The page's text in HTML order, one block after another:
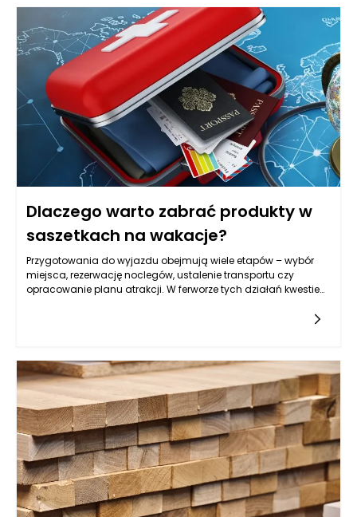
warto sprawdzić, gdzie faktycznie możesz stanąć, jak szeroko
otwiera się kabina, czy przy umywalce jest miejsce na
wygodne schylenie się i czy przejście nie będzie blokowane
przez wystające fronty. W tej skali nawet kilka centymetrów
różnicy w głębokości potrafi zmienić komfort użytkowania.
Meble łazienkowe powinny też rozwiązywać typowy problem
małej przestrzeni, czyli „nadmiar drobiazgów na wierzchu”. Im
lepiej zaprojektowane przechowywanie, tym mniej rzeczy stoi
na blacie, a łazienka wygląda na większą, czystszą i
spokojniejszą w odbiorze. W zamkniętych przestrzeniach
najlepiej sprawdzają się rozwiązania lekkie wizualnie, z
prostymi liniami, ale też praktyczne: łatwe do mycia, odporne
na wilgoć i takie, które pozwalają zachować porządek bez
Dlaczego warto zabrać produkty w
saszetkach na wakacje?
Przygotowania do wyjazdu obejmują wiele etapów – wybór
miejsca, rezerwację noclegów, ustalenie transportu czy
opracowanie planu atrakcji. W ferworze tych działań kwestie
właśnie one mogą zadecydować o przebiegu wypoczynku.
momencie potrafią skutecznie zakłócić nawet najlepiej
zorganizowane wakacje. Produkty w saszetkach pozwalają
zmniejszyć ryzyko takich sytuacji, oferując wygodny i logiczny
sposób zarządzania akcesoriami zdrowotnymi oraz
produktami pielęgnacyjnymi. Dzięki nim można zadbać nie
tylko o bezpieczeństwo własne i bliskich, ale także o komfort
psychiczny, który jest podstawą udanego wypoczynku. To
rozwiązanie wpisuje się w nowoczesne podejście do
podróżowania – świadome, minimalistyczne i oparte na
funkcjonalności.